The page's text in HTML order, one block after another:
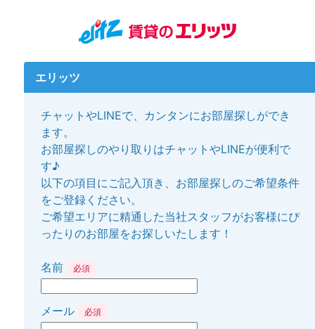
エリッツ
チャットやLINEで、カンタンにお部屋探しができ
ます。
お部屋探しのやり取りはチャットやLINEが便利で
す♪
以下の項目にご記入頂き、お部屋探しのご希望条件
をご登録ください。
ご希望エリアに精通した当社スタッフがお客様にぴ
ったりのお部屋をお探しいたします！
名前 必須
メール 必須